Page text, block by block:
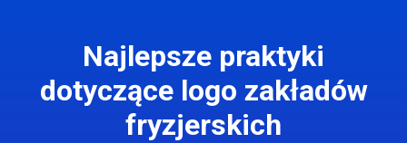
Najlepsze praktyki
dotyczące logo zakładów
fryzjerskich